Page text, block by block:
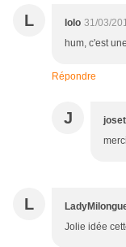
L lolo 31/03/
hum, c'est
Répondre
J
L
Jolie idée